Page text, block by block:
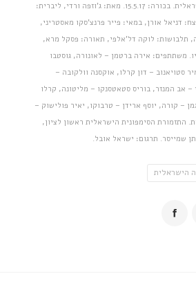
באופרה הישראלית. בכורה: 15.5.17. מאת: ג'וזפה ורדי, ליברית:
דניאל אורן, במאי: פייר פרנצ'סקו מאסטריני,
תלבושות: לוקה דל'אלפי, תאורה: פסקל מרא,
משתתפים: אירה ברטמן – לאונורה, גוסטבו
סטויאנוב – דון קרלו, אוקסנה וולקובה –
– אב המנזר, בוריס סטאטסנקו – מליטונה, קרלו
– קורה, יוסף ארידן – טרבוקו, יאיר פולישוק –
התזמורת הסימפונית הישראלית ראשון לציון,
שמייסר. תרגום: ישראל אובל.
הישראלית